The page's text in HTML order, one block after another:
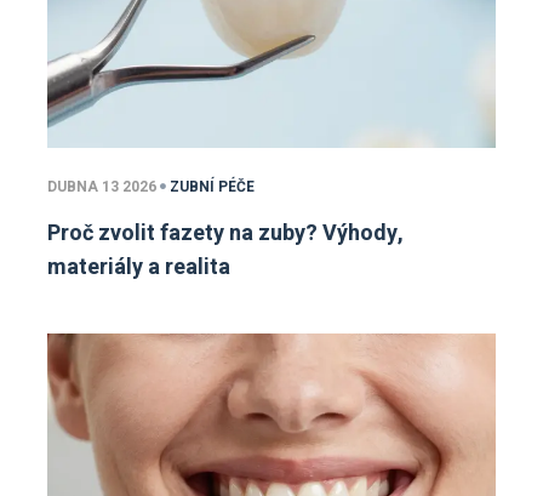
DUBNA 13 2026 ZUBNÍ PÉČE
Proč zvolit fazety na zuby? Výhody,
materiály a realita